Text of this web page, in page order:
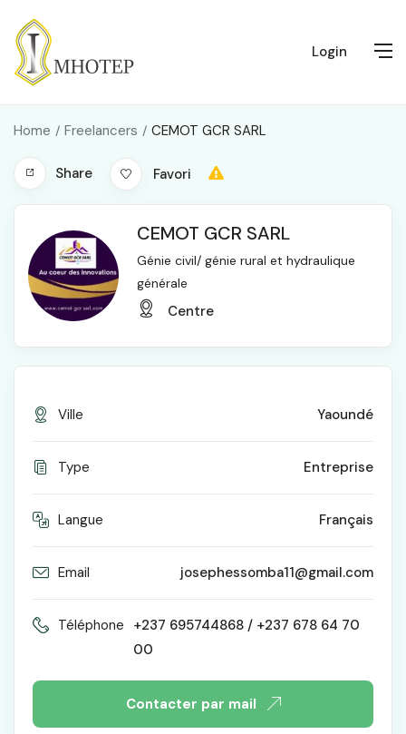
Login
Home Freelancers CEMOT GCR SARL
Share Favori
CEMOT GCR SARL
Génie civil/ génie rural et hydraulique
générale
Centre
Ville Yaoundé
Type Entreprise
Langue Français
Email josephessomba11@gmail.com
Téléphone +237 695744868 / +237 678 64 70
00
Contacter par mail